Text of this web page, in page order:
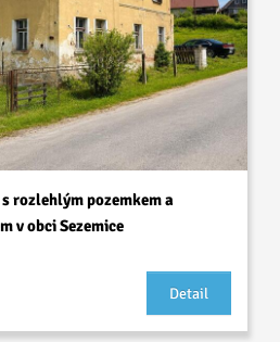
rozlehlým pozemkem a
v obci Sezemice
Detail